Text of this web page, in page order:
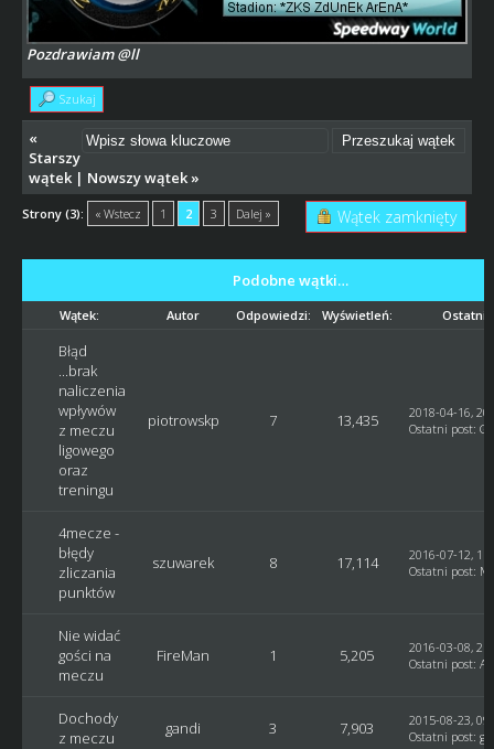
Pozdrawiam @ll
Szukaj
«
Starszy
wątek| Nowszy wątek»
Strony (3): « Wstecz 1 2 3 Dalej » Wątek zamknięty
Podobne wątki…
Wątek: Autor Odpowiedzi: Wyświetleń: Ostatni
Błąd
...brak
naliczenia
wpływów
z meczu
ligowego
oraz
treningu
piotrowskp 7 13,435
2018-04-16,
Ostatni post:
4mecze -
błędy
zliczania
punktów
szuwarek 8 17,114
2016-07-12,
Ostatni post:
Nie widać
gości na
meczu
FireMan 1 5,205
2016-03-08,
Ostatni post:
Dochody
z meczu
gandi 3 7,903
2015-08-23,
Ostatni post: